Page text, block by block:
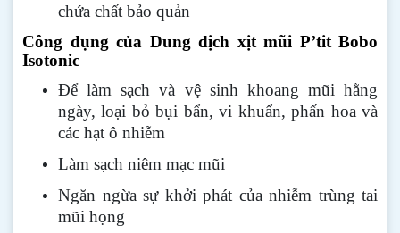
chứa chất bảo quản
Công dụng của Dung dịch xịt mũi P’tit Bobo
Isotonic
Để làm sạch và vệ sinh khoang mũi hằng
ngày, loại bỏ bụi bẩn, vi khuẩn, phấn hoa và
các hạt ô nhiễm
Làm sạch niêm mạc mũi
Ngăn ngừa sự khởi phát của nhiễm trùng tai
mũi họng